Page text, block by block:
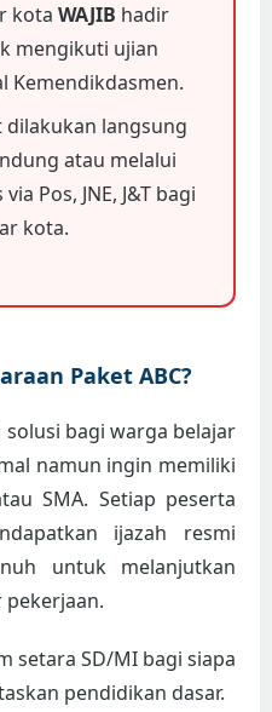
kota WAJIB hadir
mengikuti ujian
Kemendikdasmen.
langsung
atau melalui
Pos, JNE, J&T bagi
kota.
Paket ABC?
solusi bagi warga belajar
namun ingin memiliki
SMA. Setiap peserta
ijazah resmi
untuk melanjutkan
setara SD/MI bagi siapa
pendidikan dasar.